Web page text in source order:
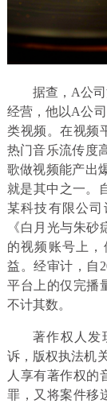
据查，A公
经营，他以A公
类视频。在视频
热门音乐流传度
歌做视频能产出
就是其中之一。
某科技有限公司
《白月光与朱
的视频账号上
益。经审计，自
平台上的仅完播
不计其数。
著作权人发
诉，版权执法机
人享有著作权的
罪，又将案件移